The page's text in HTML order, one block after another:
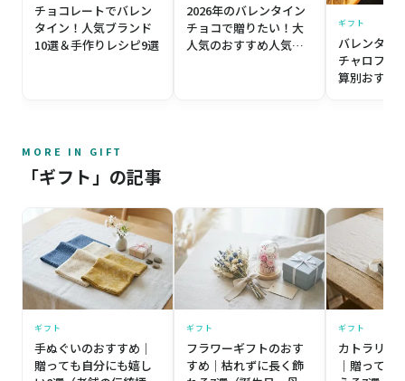
チョコレートでバレン
タイン！人気ブランド
10選＆手作りレシピ9選
2026年のバレンタイン
チョコで贈りたい！大
人気のおすすめ人気ブ
ギフト
バレンタイ
チャロフを
算別おすす
MORE IN GIFT
「ギフト」の記事
ギフト
手ぬぐいのおすすめ｜
贈っても自分にも嬉し
ギフト
フラワーギフトのおす
すめ｜枯れずに長く飾
ギフト
カトラリー
｜贈っても